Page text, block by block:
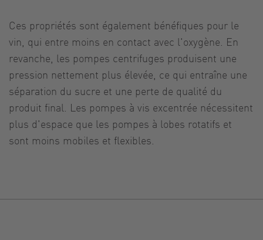
Ces propriétés sont également bénéfiques pour le
vin, qui entre moins en contact avec l'oxygène. En
revanche, les pompes centrifuges produisent une
pression nettement plus élevée, ce qui entraîne une
séparation du sucre et une perte de qualité du
produit final. Les pompes à vis excentrée nécessitent
plus d'espace que les pompes à lobes rotatifs et
sont moins mobiles et flexibles.